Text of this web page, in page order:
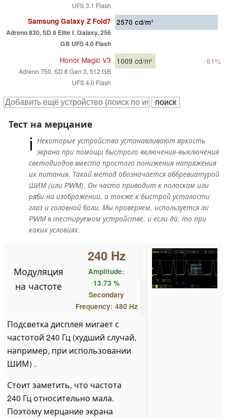
UFS 3.1 Flash
Samsung Galaxy Z Fold7
Adreno 830, SD 8 Elite f. Galaxy, 256
GB UFS 4.0 Flash
2570 cd/m²
Honor Magic V3
Adreno 750, SD 8 Gen 3, 512 GB
UFS 4.0 Flash
1009 cd/m² -61%
Тест на мерцание
ℹ Некоторые устройства устанавливают яркость
экрана при помощи быстрого включения-выключения
светодиодов вместо простого понижения напряжения
их питания. Такой метод обозначается аббревиатурой
ШИМ (или PWM). Он часто приводит к полоскам или
ряби на изображении, а также к быстрой усталости
глаз и головной боли. Мы проверяем, используется ли
PWM в тестируемом устройстве, и если да, то при
каких условиях.
Модуляция
на частоте
240 Hz
Amplitude:
13.73 %
Secondary
Frequency: 480 Hz
Подсветка дисплея мигает с
частотой 240 Гц (худший случай,
например, при использовании
ШИМ) .
Стоит заметить, что частота
240 Гц относительно мала.
Поэтому мерцание экрана